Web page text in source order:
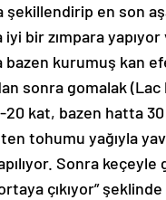
şekillendirip en son
bir zımpara
kurumuş kan
sonra gomalak
20 kat, bazen hatta
tohumu yağıyla
Sonra
çıkıyor”